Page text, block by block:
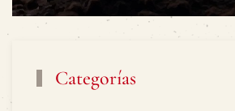
Categorías